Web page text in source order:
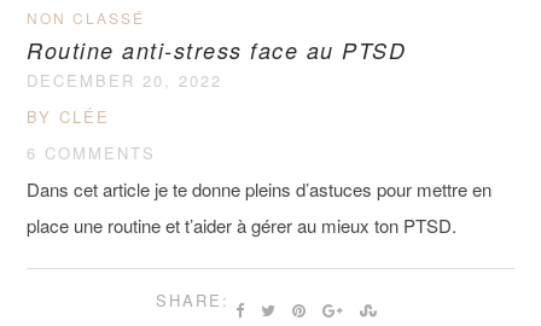
NON CLASSÉ
Routine anti-stress face au PTSD
DECEMBER 20, 2022
BY CLÉE
6 COMMENTS
Dans cet article je te donne pleins d’astuces pour mettre en
place une routine et t’aider à gérer au mieux ton PTSD.
SHARE: